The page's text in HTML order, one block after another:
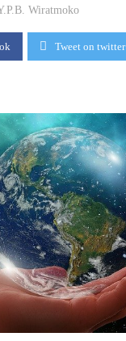
Wiratmoko
Tweet on twitter